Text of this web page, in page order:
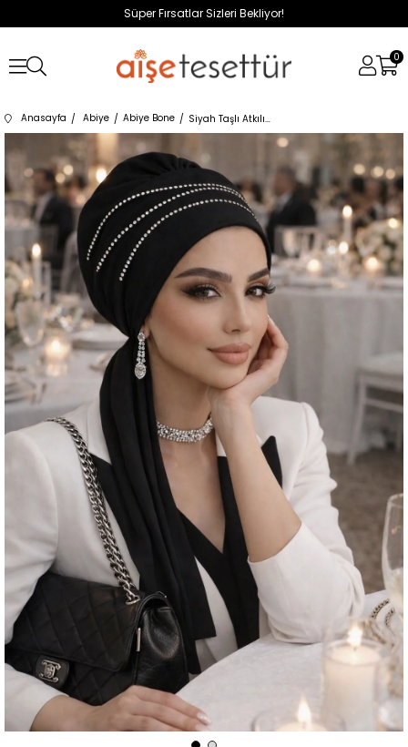
Süper Fırsatlar Sizleri Bekliyor!
0
Anasayfa Abiye Abiye Bone Siyah Taşlı Atkılı Abiye Bone - 60101